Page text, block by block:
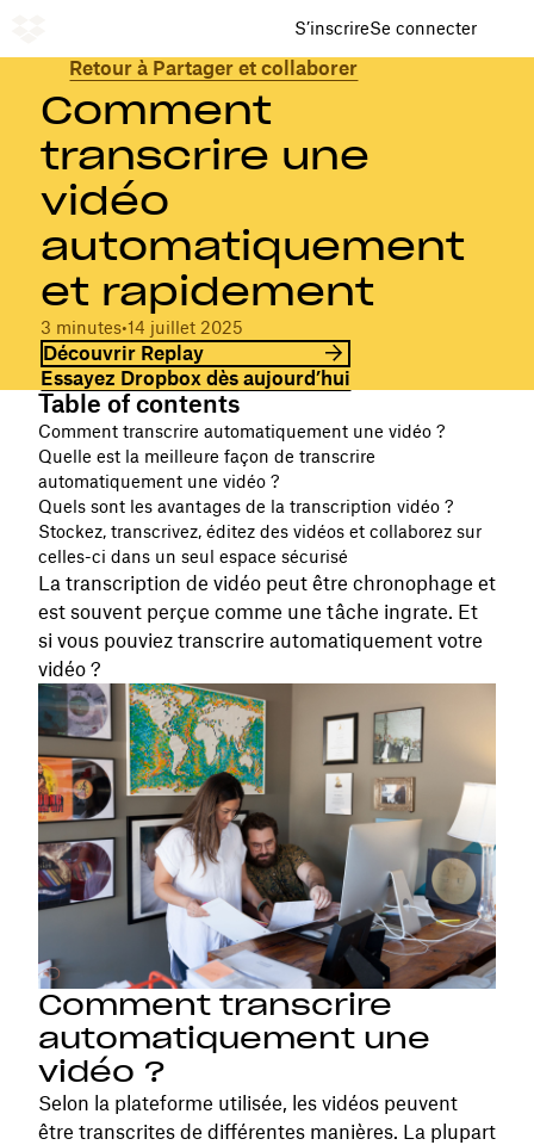
S’inscrireSe connecter
Retour à Partager et collaborer
Comment
transcrire une
vidéo
automatiquement
et rapidement
3 minutes•14 juillet 2025
Découvrir Replay
Essayez Dropbox dès aujourd’hui
Table of contents
Comment transcrire automatiquement une vidéo ?
Quelle est la meilleure façon de transcrire
automatiquement une vidéo ?
Quels sont les avantages de la transcription vidéo ?
Stockez, transcrivez, éditez des vidéos et collaborez sur
celles-ci dans un seul espace sécurisé
La transcription de vidéo peut être chronophage et
est souvent perçue comme une tâche ingrate. Et
si vous pouviez transcrire automatiquement votre
vidéo ?
Comment transcrire
automatiquement une
vidéo ?
Selon la plateforme utilisée, les vidéos peuvent
être transcrites de différentes manières. La plupart